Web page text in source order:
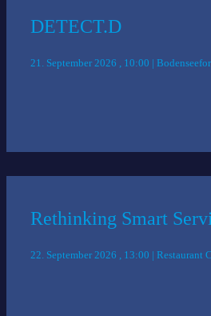
DETECT.D
21. September 2026 , 10:00 |
Rethinking Smart
22. September 2026 , 13:00 | Restaurant